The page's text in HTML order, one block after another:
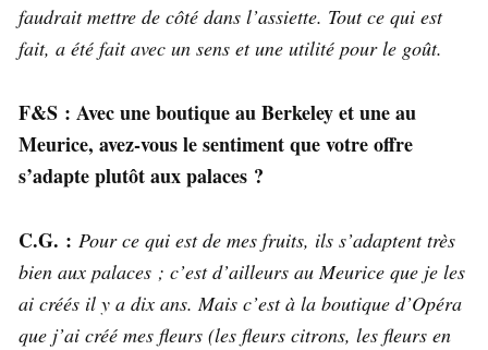
faudrait mettre de côté dans l’assiette. Tout ce qui est
fait, a été fait avec un sens et une utilité pour le goût.
F&S : Avec une boutique au Berkeley et une au
Meurice, avez-vous le sentiment que votre offre
s’adapte plutôt aux palaces ?
C.G. : Pour ce qui est de mes fruits, ils s’adaptent très
bien aux palaces ; c’est d’ailleurs au Meurice que je les
ai créés il y a dix ans. Mais c’est à la boutique d’Opéra
que j’ai créé mes fleurs (les fleurs citrons, les fleurs en